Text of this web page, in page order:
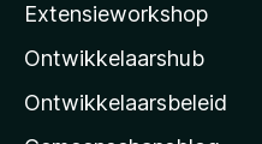
l
l
a
Extensieworkshop
Ontwikkelaarshub
Ontwikkelaarsbeleid